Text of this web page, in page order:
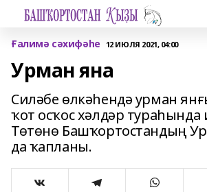
Ғалимә сәхифәһе 12 ИЮЛЯ 2021, 04:00
Урман яна
Силәбе өлкәһендә урман
ҡот осҡос хәлдәр тураһында
Төтөнө Башҡортостандың
да ҡапланы.